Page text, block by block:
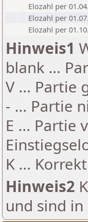
Elozahl per
Elozahl per
Elozahl per
Hinweis1
blank ...
V ... Partie
- ... Partie
E ... Partie
K ...
Hinweis2
und sind